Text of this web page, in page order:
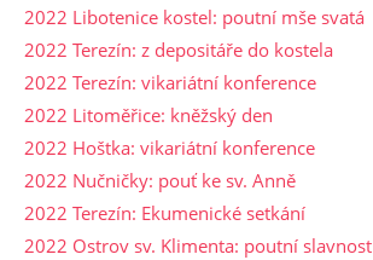
2022 Libotenice kostel: poutní mše svatá
2022 Terezín: z depositáře do kostela
2022 Terezín: vikariátní konference
2022 Litoměřice: kněžský den
2022 Hoštka: vikariátní konference
2022 Nučničky: pouť ke sv. Anně
2022 Terezín: Ekumenické setkání
2022 Ostrov sv. Klimenta: poutní slavnost